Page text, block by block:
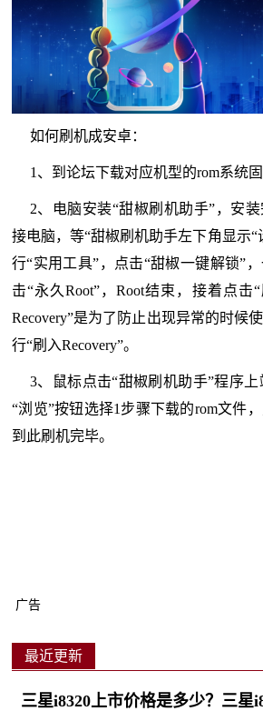
如何刷机成安卓：
1、到论坛下载对应机型的rom系统固
2、电脑安装“甜椒刷机助手”，安
接电脑，等“甜椒刷机助手左下角显示“
行“实用工具”，点击“甜椒一键解锁”
击“永久Root”，Root结束，接着点击“
Recovery”是为了防止出现异常的时候
行“刷入Recovery”。
3、鼠标点击“甜椒刷机助手”程序上
“浏览”按钮选择1步骤下载的rom文件
到此刷机完毕。
广告
最近更新
三星i8320上市价格是多少？三星